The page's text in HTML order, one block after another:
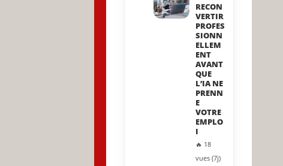
RECON
VERTIR
PROFES
SIONN
ELLEM
ENT
AVANT
QUE
L’IA NE
PRENN
E
VOTRE
EMPLO
I
🔥 18
vues (7j)